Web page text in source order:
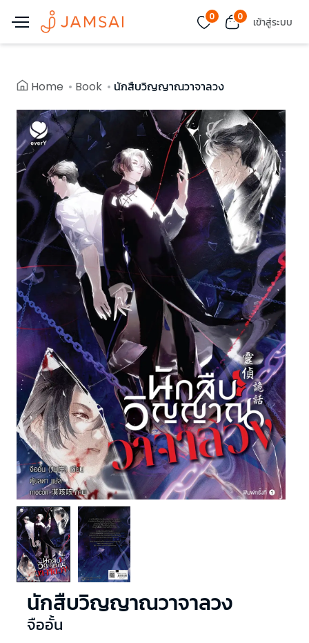
0 0 เข้าสู่ระบบ
Home Book นักสืบวิญญาณวาจาลวง
นักสืบวิญญาณวาจาลวง
จืออั้น